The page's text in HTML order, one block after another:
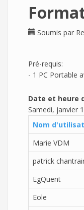
Soumis par
Pré-requis:
- 1 PC Portable
Date et heure
Samedi, janvier
Nom
Marie VDM
patrick
EgQuent
Eole